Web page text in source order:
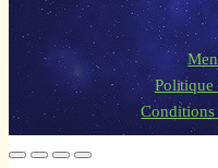
Politique
Conditions